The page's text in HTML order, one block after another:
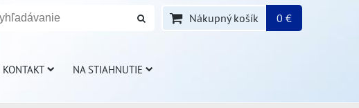
Nákupný košík 0 €
KONTAKT NA STIAHNUTIE